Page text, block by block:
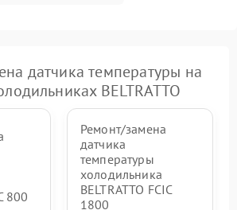
датчика температуры на
BELTRATTO
800
Ремонт/замена
датчика
температуры
холодильника
BELTRATTO FCIC
1800